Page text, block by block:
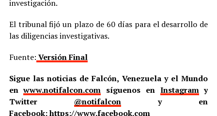
investigación.
El tribunal fijó un plazo de 60 días para el desarrollo de
las diligencias investigativas.
Fuente: Versión Final
Sigue las noticias de Falcón, Venezuela y el Mundo
enwww.notifalcon.com síguenos en Instagramy
Twitter @notifalcony en
Facebook:https://www.facebook.com